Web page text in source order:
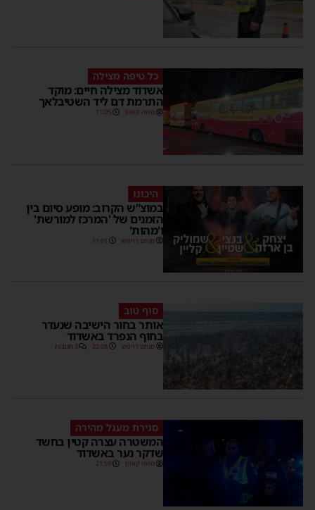
כל טיפה מצילה
אשדוד מצילה חיים: מוקד
התרמת דם ליד השטיבלאך
משה קאהן 11:05
היכונו
במוצ”ש הקרוב: מופע סיום בין
הזמנים של 'המרכז למורשת'
ו'מהות'
מנחם דויטש 11:01
סוף טוב
אותר בחור הישיבה שנעדר
בחוף הנפרד באשדוד
מנחם דויטש 22:08 3 תגובות
סגירת מעגל מהירה
המשטרה עצרה קטין בחשד
שדקר נער באשדוד
משה קאהן 21:59